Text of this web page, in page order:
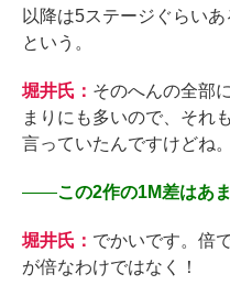
以降は5ステージぐらいあ
という。
堀井氏： そのへんの全部
まりにも多いので、それ
言っていたんですけどね。
――この2作の1M差はあ
堀井氏： でかいです。倍
が倍なわけではなく！